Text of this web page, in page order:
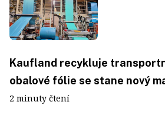
Kaufland recykluje
obalové fólie se stane nový
2 minuty čtení